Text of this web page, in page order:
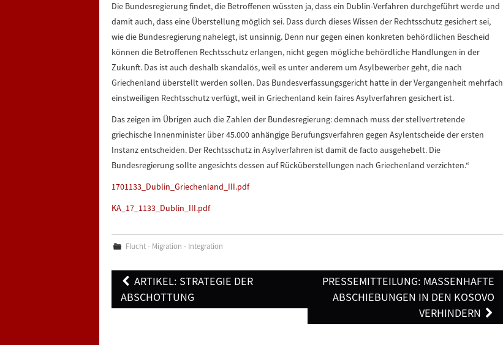
Die Bundesregierung findet, die Betroffenen wüssten ja, dass ein Dublin-Verfahren durchgeführt werde und
damit auch, dass eine Überstellung möglich sei. Dass durch dieses Wissen der Rechtsschutz gesichert sei,
wie die Bundesregierung nahelegt, ist unsinnig. Denn nur gegen einen konkreten behördlichen Bescheid
können die Betroffenen Rechtsschutz erlangen, nicht gegen mögliche behördliche Handlungen in der
Zukunft. Das ist auch deshalb skandalös, weil es unter anderem um Asylbewerber geht, die nach
Griechenland überstellt werden sollen. Das Bundesverfassungsgericht hatte in der Vergangenheit mehrfach
einstweiligen Rechtsschutz verfügt, weil in Griechenland kein faires Asylverfahren gesichert ist.
Das zeigen im Übrigen auch die Zahlen der Bundesregierung: demnach muss der stellvertretende
griechische Innenminister über 45.000 anhängige Berufungsverfahren gegen Asylentscheide der ersten
Instanz entscheiden. Der Rechtsschutz in Asylverfahren ist damit de facto ausgehebelt. Die
Bundesregierung sollte angesichts dessen auf Rücküberstellungen nach Griechenland verzichten.“
1701133_Dublin_Griechenland_III.pdf
KA_17_1133_Dublin_III.pdf
Flucht - Migration - Integration
Post
navigation
ARTIKEL: STRATEGIE DER
ABSCHOTTUNG
PRESSEMITTEILUNG: MASSENHAFTE
ABSCHIEBUNGEN IN DEN KOSOVO
VERHINDERN